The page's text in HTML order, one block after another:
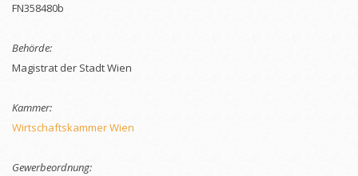
FN358480b
Behörde:
Magistrat der Stadt Wien
Kammer:
Wirtschaftskammer Wien
Gewerbeordnung: